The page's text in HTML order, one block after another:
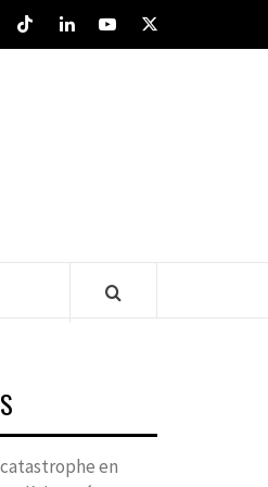
TiktokLinkedInYoutube
X
en